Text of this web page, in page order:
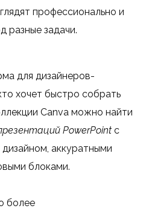
профессионально и
разные задачи.
для дизайнеров-
хочет быстро собрать
Canva можно найти
PowerPoint с
аккуратными
блоками.
более